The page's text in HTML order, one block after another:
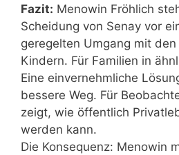
Fazit: Menowin Fröhlich
Scheidung von Senay vor
geregelten Umgang mit
Kindern. Für Familien in
Eine einvernehmliche
bessere Weg. Für
zeigt, wie öffentlich
werden kann.
Die Konsequenz: Menowin